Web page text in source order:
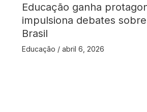
Educação ganha
impulsiona debates
Brasil
Educação / abril 6, 2026